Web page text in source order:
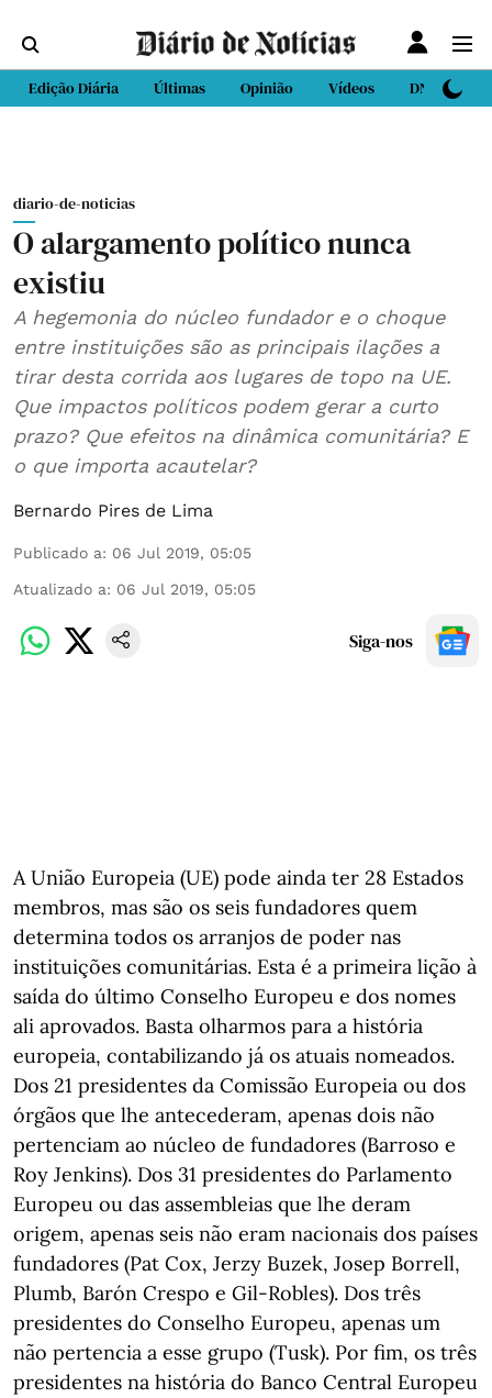
Edição Diária Últimas Opinião Vídeos DN Sport
diario-de-noticias
O alargamento político nunca
existiu
A hegemonia do núcleo fundador e o choque
entre instituições são as principais ilações a
tirar desta corrida aos lugares de topo na UE.
Que impactos políticos podem gerar a curto
prazo? Que efeitos na dinâmica comunitária? E
o que importa acautelar?
Bernardo Pires de Lima
Publicado a: 06 Jul 2019, 05:05
Atualizado a: 06 Jul 2019, 05:05
Siga-nos
A União Europeia (UE) pode ainda ter 28 Estados
membros, mas são os seis fundadores quem
determina todos os arranjos de poder nas
instituições comunitárias. Esta é a primeira lição à
saída do último Conselho Europeu e dos nomes
ali aprovados. Basta olharmos para a história
europeia, contabilizando já os atuais nomeados.
Dos 21 presidentes da Comissão Europeia ou dos
órgãos que lhe antecederam, apenas dois não
pertenciam ao núcleo de fundadores (Barroso e
Roy Jenkins). Dos 31 presidentes do Parlamento
Europeu ou das assembleias que lhe deram
origem, apenas seis não eram nacionais dos países
fundadores (Pat Cox, Jerzy Buzek, Josep Borrell,
Plumb, Barón Crespo e Gil-Robles). Dos três
presidentes do Conselho Europeu, apenas um
não pertencia a esse grupo (Tusk). Por fim, os três
presidentes na história do Banco Central Europeu